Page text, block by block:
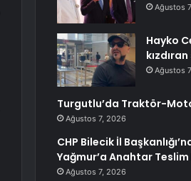
Ağustos
Hayko
Ağustos
Turgutlu’da Traktör-
Ağustos 7, 2026
CHP Bilecik İl
Yağmur’a Anahtar
Ağustos 7, 2026